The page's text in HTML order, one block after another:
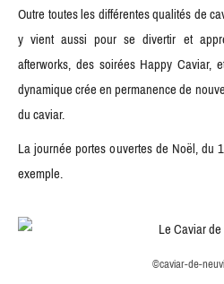
Outre toutes les différentes qualités de
y vient aussi pour se divertir et
afterworks, des soirées Happy Caviar,
dynamique crée en permanence de
du caviar.
La journée portes ouvertes de Noël, du
exemple.
©caviar-de-